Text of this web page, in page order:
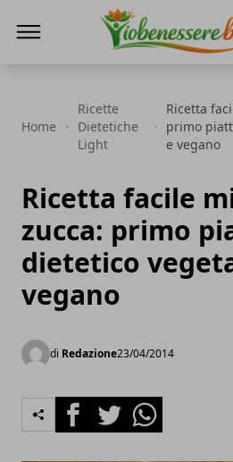
Home
Ricette
Dietetiche
Light
Ricetta
primo
e vegano
Ricetta facile
zucca: primo
dietetico
vegano
di Redazione23/04/2014
FacebookTwitterWhatsapp